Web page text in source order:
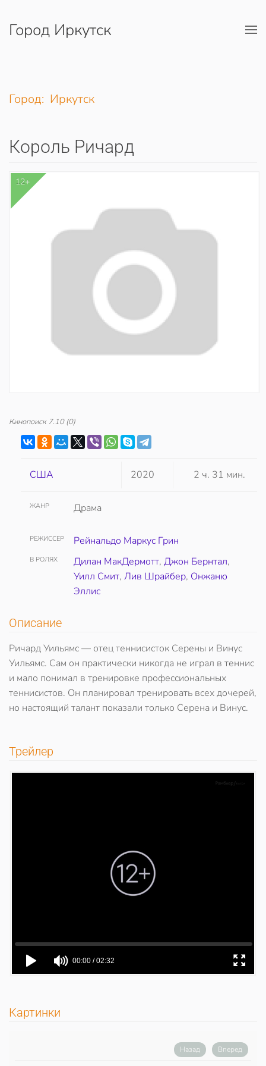
Перейти к содержимому
Город Иркутск
Город: Иркутск
Король Ричард
12+
Кинопоиск 7.10(0)
США 2020 2 ч. 31 мин.
ЖАНР Драма
РЕЖИССЕР Рейнальдо Маркус Грин
В РОЛЯХ Дилан МакДермотт, Джон Бернтал,
Уилл Смит, Лив Шрайбер, Онжаню
Эллис
Описание
Ричард Уильямс — отец теннисисток Серены и Винус
Уильямс. Сам он практически никогда не играл в теннис
и мало понимал в тренировке профессиональных
теннисистов. Он планировал тренировать всех дочерей,
но настоящий талант показали только Серена и Винус.
Трейлер
Картинки
Назад Вперед